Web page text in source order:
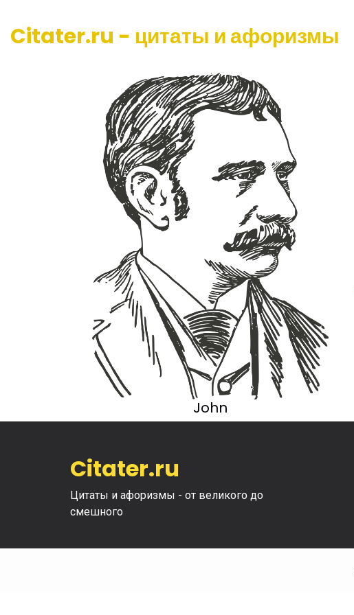
Citater.ru - цитаты и афоризмы
John
Citater.ru
Цитаты и афоризмы - от великого до
смешного